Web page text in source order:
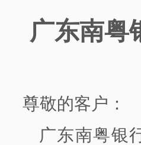
广东南粤
尊敬的客户：
广东南粤银